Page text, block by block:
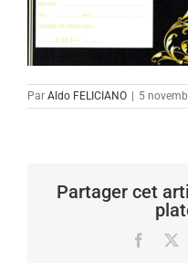
Par Aldo FELICIANO | 5
Partager cet